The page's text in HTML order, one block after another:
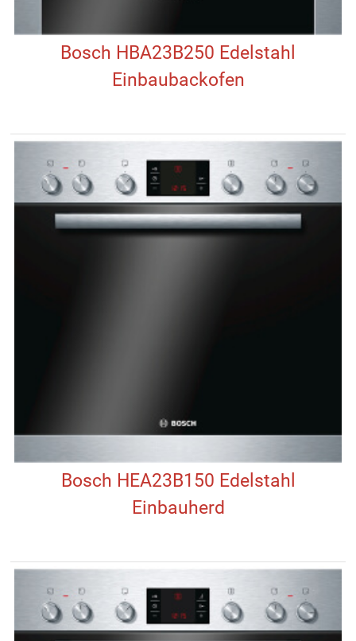
Bosch HBA23B250 Edelstahl
Einbaubackofen
Bosch HEA23B150 Edelstahl
Einbauherd